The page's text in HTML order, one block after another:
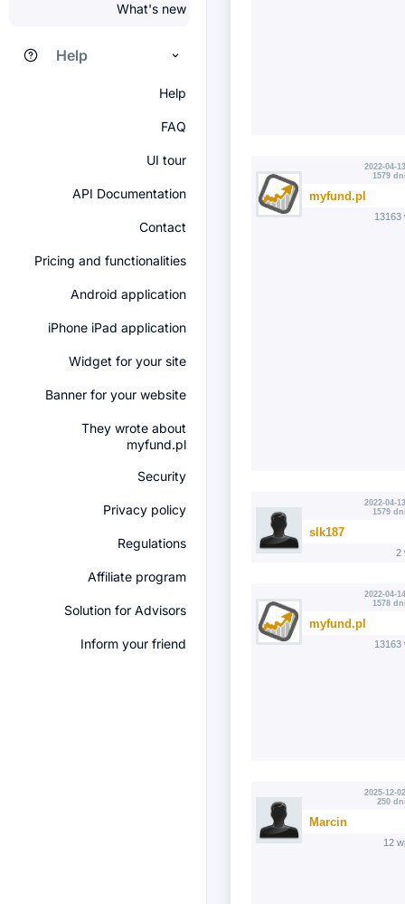
What's new
Help
Help
FAQ
UI tour
API Documentation
Contact
Pricing and functionalities
Android application
iPhone iPad application
Widget for your site
Banner for your website
They wrote about
myfund.pl
Security
Privacy policy
Regulations
Affiliate program
Solution for Advisors
Inform your friend
2022-04-
1579
myfund.pl
13163
2022-04-
1579
slk187
2
2022-04-
1578
myfund.pl
13163
2025-12-
250
Marcin
12